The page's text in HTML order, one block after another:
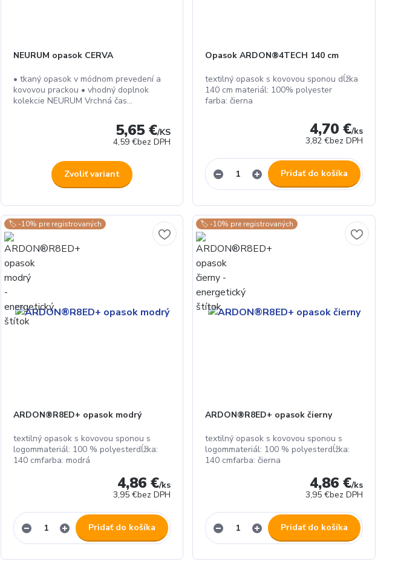
NEURUM opasok CERVA
• tkaný opasok v módnom prevedení a
kovovou prackou • vhodný doplnok
kolekcie NEURUM Vrchná čas...
5,65 €/KS
4,59 €bez DPH
Zvoliť variant
Opasok ARDON®4TECH 140 cm
textilný opasok s kovovou sponou dĺžka
140 cm materiál: 100% polyester
farba: čierna
4,70 €/ks
3,82 €bez DPH
Pridať do košíka
🏷️ -10% pre registrovaných
ARDON®R8ED+ opasok modrý
textilný opasok s kovovou sponou s
logommateriál: 100 % polyesterdĺžka:
140 cmfarba: modrá
4,86 €/ks
3,95 €bez DPH
Pridať do košíka
🏷️ -10% pre registrovaných
ARDON®R8ED+ opasok čierny
textilný opasok s kovovou sponou s
logommateriál: 100 % polyesterdĺžka:
140 cmfarba: čierna
4,86 €/ks
3,95 €bez DPH
Pridať do košíka